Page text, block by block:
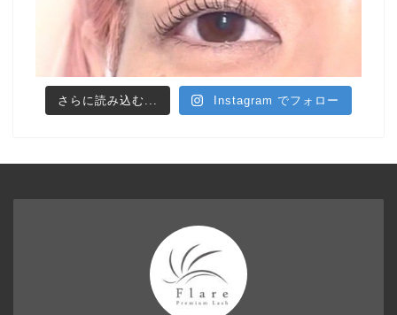
さらに読み込む... Instagram でフォロー